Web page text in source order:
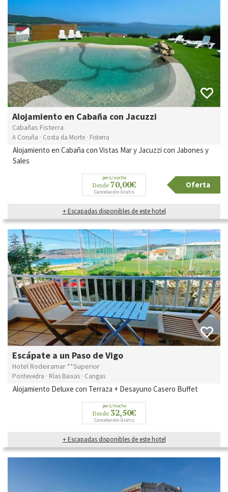
Alojamiento en Cabaña con Jacuzzi
Cabañas Fisterra
A Coruña · Costa da Morte · Fisterra
Alojamiento en Cabaña con Vistas Mar y Jacuzzi con Jabones y
Sales
pers/noche
Desde 70,00€
Cancelación Gratis
Oferta
+ Escapadas disponibles de este hotel
Escápate a un Paso de Vigo
Hotel Rodeiramar **Superior
Pontevedra · Rías Baixas · Cangas
Alojamiento Deluxe con Terraza + Desayuno Casero Buffet
pers/noche
Desde 32,50€
Cancelación Gratis
+ Escapadas disponibles de este hotel